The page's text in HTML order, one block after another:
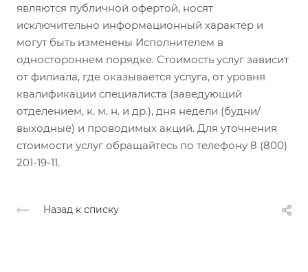
являются публичной офертой, носят
исключительно информационный характер и
могут быть изменены Исполнителем в
одностороннем порядке. Стоимость услуг зависит
от филиала, где оказывается услуга, от уровня
квалификации специалиста (заведующий
отделением, к. м. н. и др.), дня недели (будни/
выходные) и проводимых акций. Для уточнения
стоимости услуг обращайтесь по телефону 8 (800)
201-19-11.
Назад к списку